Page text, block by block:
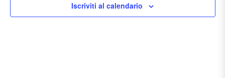
Iscriviti al calendario